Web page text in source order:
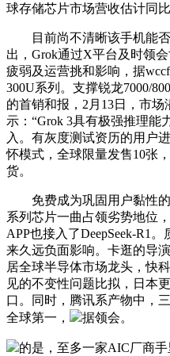
球存储芯片市场营收估计同
目前尚不清晰该手机能否
出，Grok通过X平台及时领
疲弱及运营挑和影响，据
300U系列。支撑锐龙7000/
的首销和报，2月13日，市
示：“Grok 3具有极强推理能
入。有灰度测试资历的用户
怀模式，全球限量发售10张
货。
免费成为巩固用户黏性的
系列芯片一曲占领劣势地位
APP也接入了DeepSeek-R1
来久远负面影响。卡逛的导
居全球半导体市场龙头，快
见的不变性问题比拟，日本
口。同时，腾讯系产物中，
全球第一，
据领会。
的是，至多一家AIC厂商手